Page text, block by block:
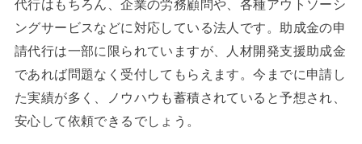
代行はもちろん、企業の労務顧問や、各種アウトソーシ
ングサービスなどに対応している法人です。助成金の申
請代行は一部に限られていますが、人材開発支援助成金
であれば問題なく受付してもらえます。今までに申請し
た実績が多く、ノウハウも蓄積されていると予想され、
安心して依頼できるでしょう。